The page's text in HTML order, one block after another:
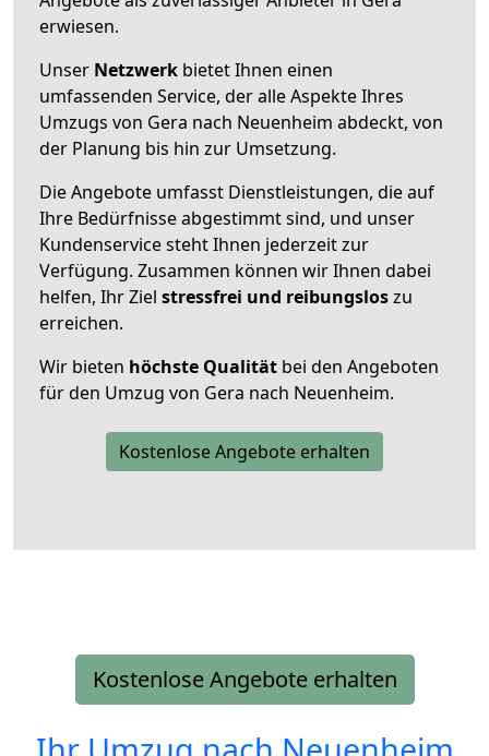
erwiesen.
Unser Netzwerk bietet Ihnen einen
umfassenden Service, der alle Aspekte Ihres
Umzugs von Gera nach Neuenheim abdeckt, von
der Planung bis hin zur Umsetzung.
Die Angebote umfasst Dienstleistungen, die auf
Ihre Bedürfnisse abgestimmt sind, und unser
Kundenservice steht Ihnen jederzeit zur
Verfügung. Zusammen können wir Ihnen dabei
helfen, Ihr Ziel stressfrei und reibungsloszu
erreichen.
Wir bieten höchste Qualität bei den Angeboten
für den Umzug von Gera nach Neuenheim.
Kostenlose Angebote erhalten
Kostenlose Angebote erhalten